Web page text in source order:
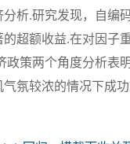
析.研究发现，自编
超额收益.在对因子
策两个角度分析表
氛较浓的情况下成